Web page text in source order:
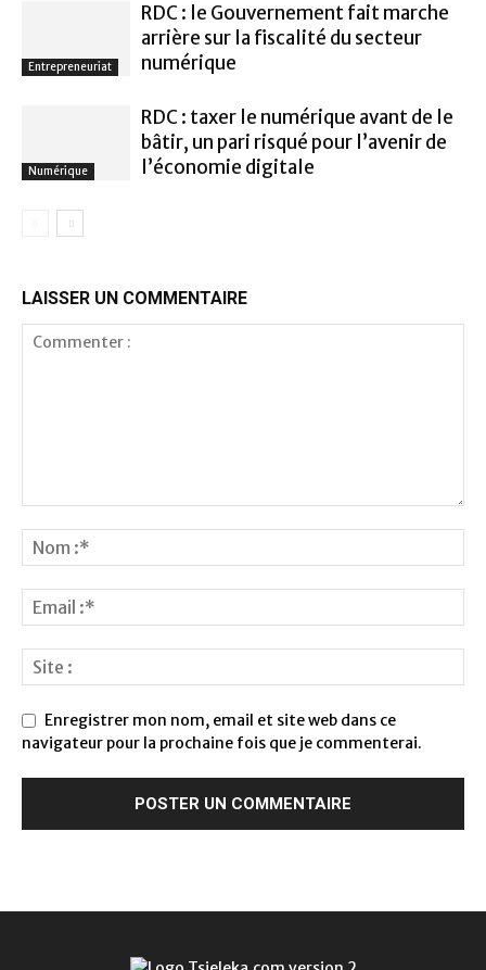
Entrepreneuriat
RDC : le Gouvernement fait marche
arrière sur la fiscalité du secteur
numérique
Numérique
RDC : taxer le numérique avant de le
bâtir, un pari risqué pour l’avenir de
l’économie digitale
LAISSER UN COMMENTAIRE
Enregistrer mon nom, email et site web dans ce
navigateur pour la prochaine fois que je commenterai.